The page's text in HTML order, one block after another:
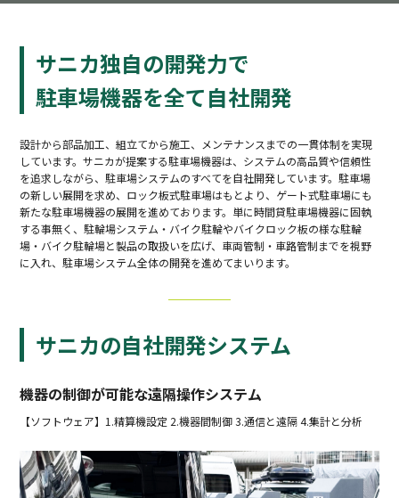
サニカ独⾃の開発⼒で
駐⾞場機器を全て⾃社開発
設計から部品加⼯、組⽴てから施⼯、メンテナンスまでの⼀貫体制を実現
しています。サニカが提案する駐⾞場機器は、システムの⾼品質や信頼性
を追求しながら、駐⾞場システムのすべてを⾃社開発しています。駐⾞場
の新しい展開を求め、ロック板式駐⾞場はもとより、ゲート式駐⾞場にも
新たな駐⾞場機器の展開を進めております。単に時間貸駐⾞場機器に固執
する事無く、駐輪場システム‧バイク駐輪やバイクロック板の様な駐輪
場‧バイク駐輪場と製品の取扱いを広げ、⾞両管制‧⾞路管制までを視野
に⼊れ、駐⾞場システム全体の開発を進めてまいります。
サニカの⾃社開発システム
機器の制御が可能な遠隔操作システム
【ソフトウェア】1.精算機設定 2.機器間制御 3.通信と遠隔 4.集計と分析